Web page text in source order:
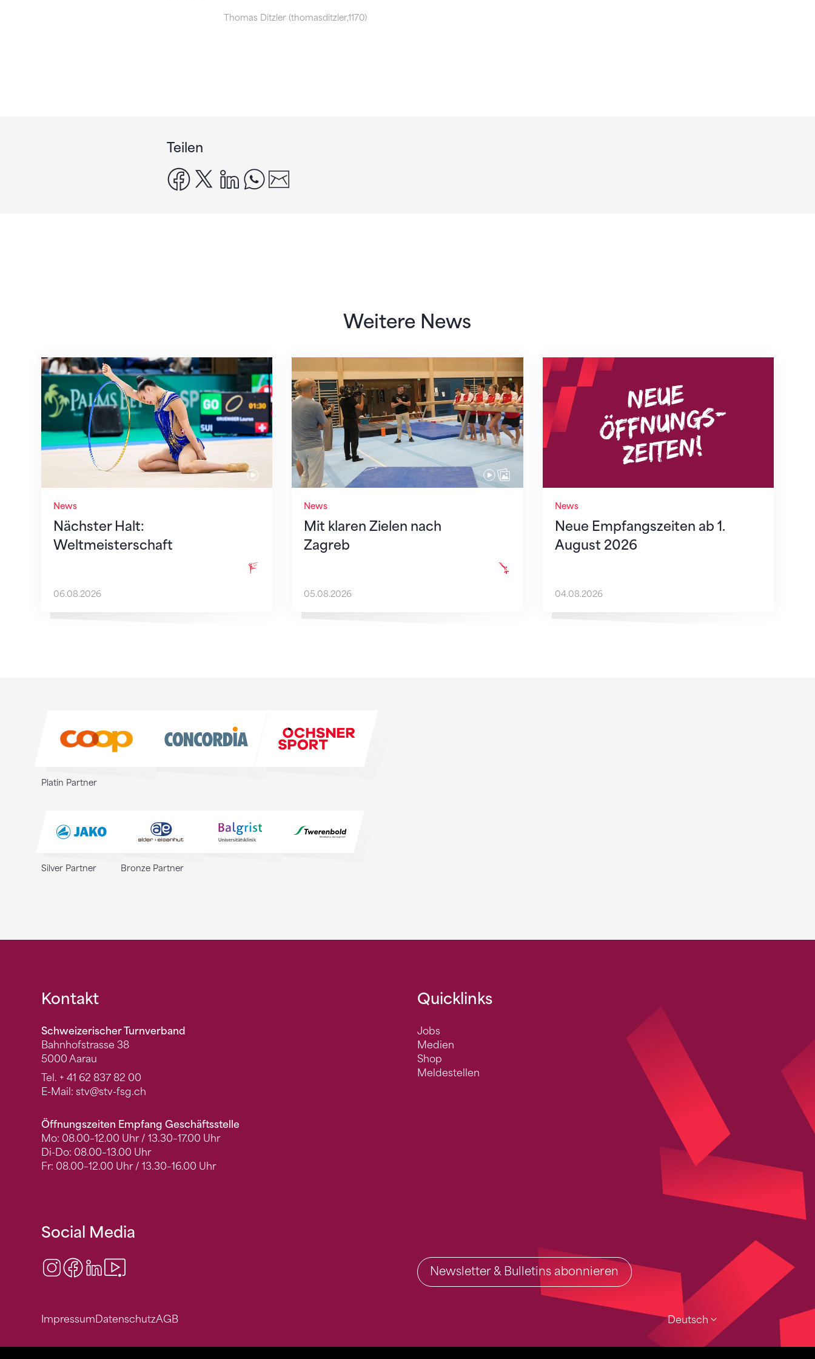
Thomas Ditzler (thomasditzler,1170)
Teilen
facebook
x linkedinwhatsapp
Weitere News
News
Nächster Halt:
Weltmeisterschaft
Nächster Halt: Weltmeisterschaft
06.08.2026
News
Mit klaren Zielen nach
Zagreb
Mit klaren Zielen nach Zagreb
05.08.2026
News
Neue Empfangszeiten ab 1.
August 2026
Neue Empfangszeiten ab 1. August 2026
04.08.2026
Platin Partner
Silver Partner Bronze Partner
Fusszeile
Kontakt
Schweizerischer Turnverband
Bahnhofstrasse 38
5000 Aarau
Tel. + 41 62 837 82 00
E-Mail: stv@stv-fsg.ch
Öffnungszeiten Empfang Geschäftsstelle
Mo: 08.00–12.00 Uhr / 13.30–17.00 Uhr
Di-Do: 08.00–13.00 Uhr
Fr: 08.00–12.00 Uhr / 13.30–16.00 Uhr
Quicklinks
Jobs
Medien
Shop
Meldestellen
Deutsch
Social Media
Instagram
Facebook
LinkedIn Newsletter & Bulletins abonnieren
ImpressumDatenschutzAGB